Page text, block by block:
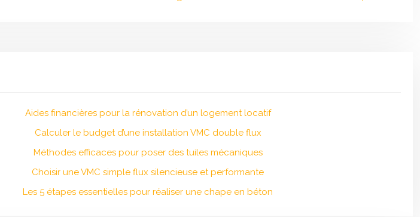
Aides financières pour la rénovation d’un logement locatif
Calculer le budget d’une installation VMC double flux
Méthodes efficaces pour poser des tuiles mécaniques
Choisir une VMC simple flux silencieuse et performante
Les 5 étapes essentielles pour réaliser une chape en béton